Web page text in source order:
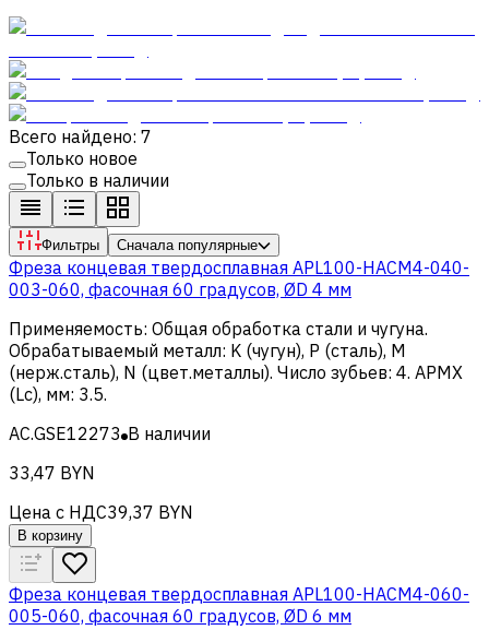
Всего найдено: 7
Только новое
Только в наличии
Фильтры Сначала популярные
Фреза концевая твердосплавная APL100-HACM4-040-
003-060, фасочная 60 градусов, ØD 4 мм
Применяемость: Общая обработка стали и чугуна.
Обрабатываемый металл: K (чугун), Р (сталь), M
(нерж.сталь), N (цвет.металлы). Число зубьев: 4. APMX
(Lc), мм: 3.5.
AC.GSE12273 В наличии
33,47 BYN
Цена с НДС39,37 BYN
В корзину
Фреза концевая твердосплавная APL100-HACM4-060-
005-060, фасочная 60 градусов, ØD 6 мм